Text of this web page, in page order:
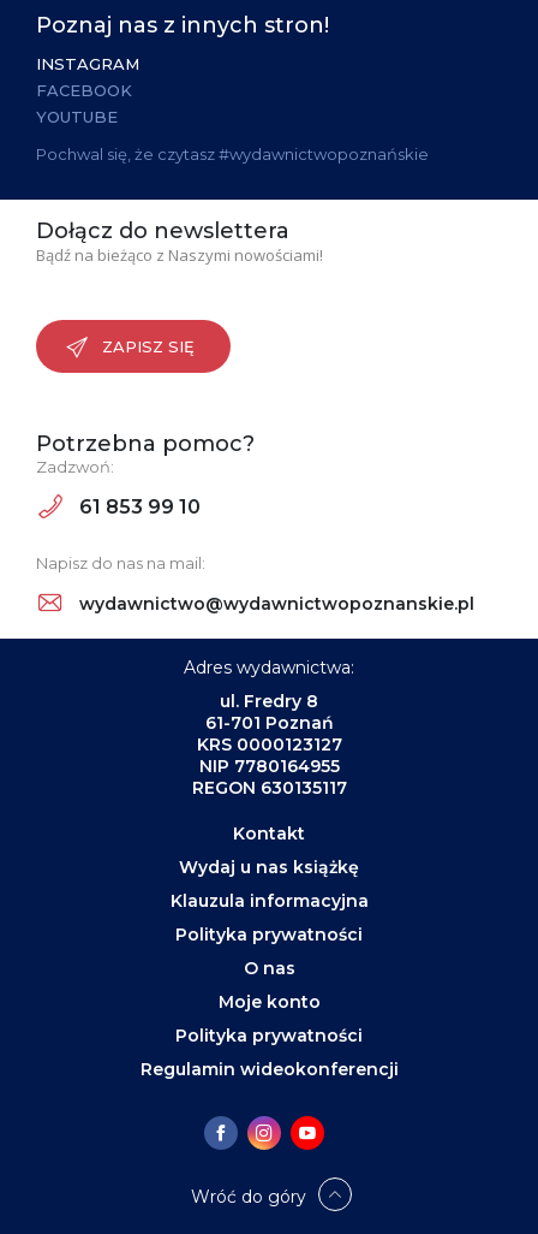
Poznaj nas z innych stron!
INSTAGRAM
FACEBOOK
YOUTUBE
Pochwal się, że czytasz #wydawnictwopoznańskie
Dołącz do newslettera
Bądź na bieżąco z Naszymi nowościami!
ZAPISZ SIĘ
Potrzebna pomoc?
Zadzwoń:
61 853 99 10
Napisz do nas na mail:
wydawnictwo@wydawnictwopoznanskie.pl
Adres wydawnictwa:
ul. Fredry 8
61-701 Poznań
KRS 0000123127
NIP 7780164955
REGON 630135117
Kontakt
Wydaj u nas książkę
Klauzula informacyjna
Polityka prywatności
O nas
Moje konto
Polityka prywatności
Regulamin wideokonferencji
Wróć do góry